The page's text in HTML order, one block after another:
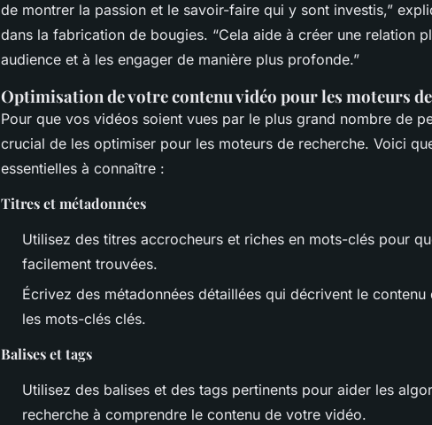
de montrer la passion et le savoir-faire qui y sont investis,”
dans la fabrication de bougies. “Cela aide à créer une relation
audience et à les engager de manière plus profonde.”
Optimisation de votre contenu vidéo pour les moteurs
Pour que vos vidéos soient vues par le plus grand nombre de
crucial de les optimiser pour les moteurs de recherche. Voici
essentielles à connaître :
Titres et métadonnées
Utilisez des titres accrocheurs et riches en mots-clés pour
facilement trouvées.
Écrivez des métadonnées détaillées qui décrivent le
les mots-clés clés.
Balises et tags
Utilisez des balises et des tags pertinents pour aider les
recherche à comprendre le contenu de votre vidéo.